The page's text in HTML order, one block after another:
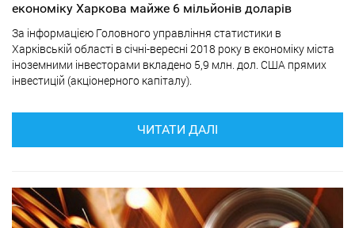
економіку Харкова майже 6 мільйонів доларів
За інформацією Головного управління статистики в
Харківській області в січні-вересні 2018 року в економіку міста
іноземними інвесторами вкладено 5,9 млн. дол. США прямих
інвестицій (акціонерного капіталу).
ЧИТАТИ ДАЛІ